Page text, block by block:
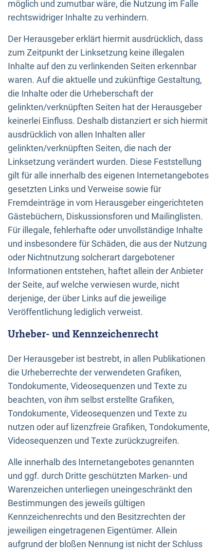
möglich und zumutbar wäre, die Nutzung im Falle
rechtswidriger Inhalte zu verhindern.
Der Herausgeber erklärt hiermit ausdrücklich, dass
zum Zeitpunkt der Linksetzung keine illegalen
Inhalte auf den zu verlinkenden Seiten erkennbar
waren. Auf die aktuelle und zukünftige Gestaltung,
die Inhalte oder die Urheberschaft der
gelinkten/verknüpften Seiten hat der Herausgeber
keinerlei Einfluss. Deshalb distanziert er sich hiermit
ausdrücklich von allen Inhalten aller
gelinkten/verknüpften Seiten, die nach der
Linksetzung verändert wurden. Diese Feststellung
gilt für alle innerhalb des eigenen Internetangebotes
gesetzten Links und Verweise sowie für
Fremdeinträge in vom Herausgeber eingerichteten
Gästebüchern, Diskussionsforen und Mailinglisten.
Für illegale, fehlerhafte oder unvollständige Inhalte
und insbesondere für Schäden, die aus der Nutzung
oder Nichtnutzung solcherart dargebotener
Informationen entstehen, haftet allein der Anbieter
der Seite, auf welche verwiesen wurde, nicht
derjenige, der über Links auf die jeweilige
Veröffentlichung lediglich verweist.
Urheber- und Kennzeichenrecht
Der Herausgeber ist bestrebt, in allen Publikationen
die Urheberrechte der verwendeten Grafiken,
Tondokumente, Videosequenzen und Texte zu
beachten, von ihm selbst erstellte Grafiken,
Tondokumente, Videosequenzen und Texte zu
nutzen oder auf lizenzfreie Grafiken, Tondokumente,
Videosequenzen und Texte zurückzugreifen.
Alle innerhalb des Internetangebotes genannten
und ggf. durch Dritte geschützten Marken- und
Warenzeichen unterliegen uneingeschränkt den
Bestimmungen des jeweils gültigen
Kennzeichenrechts und den Besitzrechten der
jeweiligen eingetragenen Eigentümer. Allein
aufgrund der bloßen Nennung ist nicht der Schluss